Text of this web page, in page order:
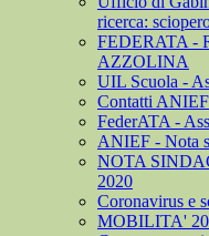
ricerca:
FEDERATA -
AZZOLINA
UIL Scuola -
Contatti ANIEF
FederATA -
ANIEF - Nota
NOTA
2020
Coronavirus e
MOBILITA'